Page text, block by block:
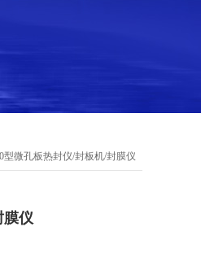
型微孔板热封仪/封板机/封膜仪
膜仪